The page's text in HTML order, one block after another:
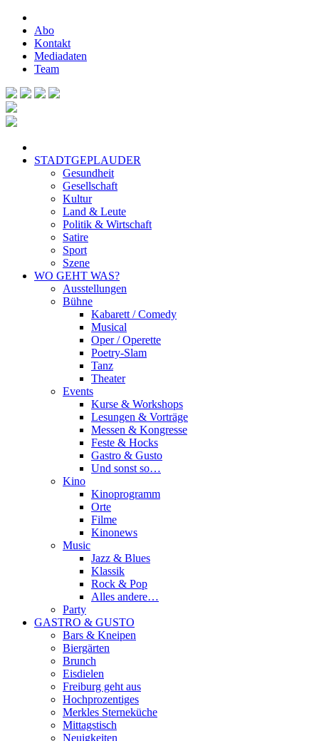
Abo
Kontakt
Mediadaten
Team
STADTGEPLAUDER
Gesundheit
Gesellschaft
Kultur
Land & Leute
Politik & Wirtschaft
Satire
Sport
Szene
WO GEHT WAS?
Ausstellungen
Bühne
Kabarett / Comedy
Musical
Oper / Operette
Poetry-Slam
Tanz
Theater
Events
Kurse & Workshops
Lesungen & Vorträge
Messen & Kongresse
Feste & Hocks
Gastro & Gusto
Und sonst so…
Kino
Kinoprogramm
Orte
Filme
Kinonews
Music
Jazz & Blues
Klassik
Rock & Pop
Alles andere…
Party
GASTRO & GUSTO
Bars & Kneipen
Biergärten
Brunch
Eisdielen
Freiburg geht aus
Hochprozentiges
Merkles Sterneküche
Mittagstisch
Neuigkeiten